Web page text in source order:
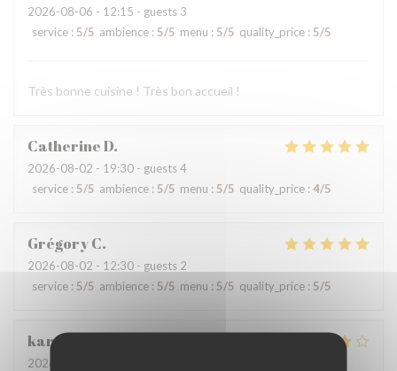
2026-08-06 - 12:15 - guests 3
service : 5/5 ambience : 5/5 menu : 5/5 quality_price : 5/5
Très bonne cuisine ! Très bon accueil !
CatherineD
2026-08-02 - 19:30 - guests 4
service :5/5 ambience : 5/5 menu : 5/5 quality_price : 4/5
GrégoryC
2026-08-02 - 12:30 - guests 2
service : 5/5 ambience : 5/5 menu : 5/5 quality_price : 5/5
karolien
2026-07-31